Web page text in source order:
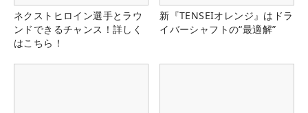
ネクストヒロイン選手とラウ
ンドできるチャンス！詳しく
はこちら！
新『TENSEIオレンジ』はドラ
イバーシャフトの“最適解”